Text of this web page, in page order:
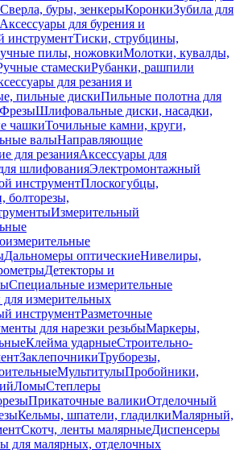
Сверла, буры, зенкерыКоронкиЗубила для
Аксессуары для бурения и
инструментТиски, струбцины,
пилы, ножовкиМолотки, кувалды,
стамескиРубанки, рашпили
для резания и
пильные дискиПильные полотна для
ФрезыШлифовальные диски, насадки,
чашкиТочильные камни, круги,
валыНаправляющие
для резанияАксессуары для
шлифованияЭлектромонтажный
инструментПлоскогубцы,
болторезы,
Измерительный
Дальномеры оптическиеНивелиры,
Детекторы и
Специальные измерительные
для измерительных
инструментРазметочные
для нарезки резьбыМаркеры,
Клейма ударныеСтроительно-
ЗаклепочникиТруборезы,
МультитулыПробойники,
ЛомыСтеплеры
Прикаточные валикиОтделочный
Кельмы, шпатели, гладилкиМалярный,
Скотч, ленты малярныеДиспенсеры
для малярных, отделочных